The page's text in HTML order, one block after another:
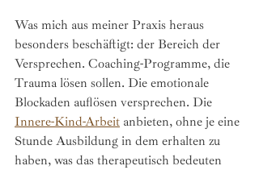
Was mich aus meiner Praxis heraus
besonders beschäftigt: der Bereich der
Versprechen. Coaching-Programme, die
Trauma lösen sollen. Die emotionale
Blockaden auflösen versprechen. Die
Innere-Kind-Arbeit anbieten, ohne je eine
Stunde Ausbildung in dem erhalten zu
haben, was das therapeutisch bedeuten